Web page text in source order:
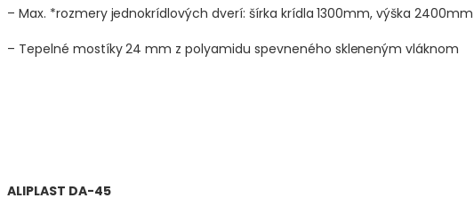
– Max. *rozmery jednokrídlových dverí: šírka krídla 1300mm, výška 2400mm
– Tepelné mostíky 24 mm z polyamidu spevneného skleneným vláknom
ALIPLAST DA-45